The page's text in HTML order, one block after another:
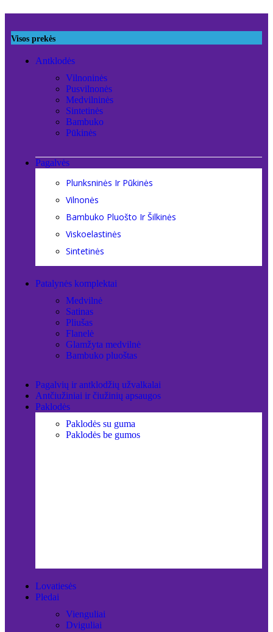
Visos prekės
Antklodės
Vilnoninės
Pusvilnonės
Medvilninės
Sintetinės
Bambuko
Pūkinės
Pagalvės
Plunksninės Ir Pūkinės
Vilnonės
Bambuko Pluošto Ir Šilkinės
Viskoelastinės
Sintetinės
Patalynės komplektai
Medvilnė
Satinas
Pliušas
Flanelė
Glamžyta medvilnė
Bambuko pluoštas
Pagalvių ir antklodžių užvalkalai
Antčiužiniai ir čiužinių apsaugos
Paklodės
Paklodės su guma
Paklodės be gumos
Lovatiesės
Pledai
Vienguliai
Dviguliai